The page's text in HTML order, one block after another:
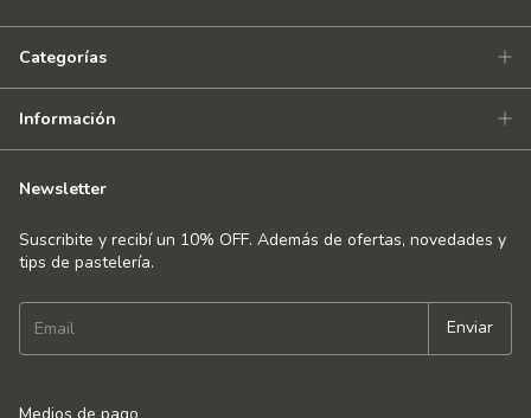
Categorías
Información
Newsletter
Suscribite y recibí un 10% OFF. Además de ofertas, novedades y
tips de pastelería.
Medios de pago